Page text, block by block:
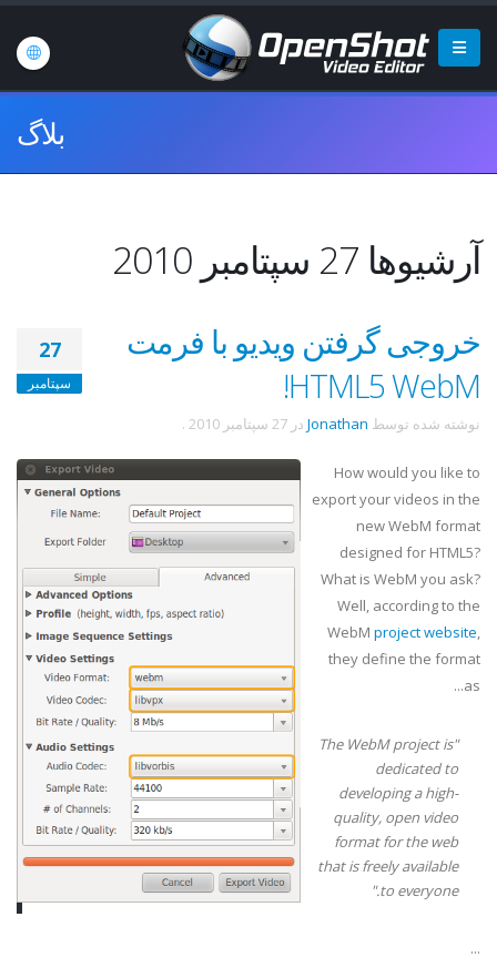
بلاگ
آرشیوها 27 سپتامبر 2010
27
سپتامبر
خروجی گرفتن ویدیو با فرمت
HTML5 WebM!
نوشته شده توسط Jonathan در 27 سپتامبر 2010 .
How would you like to
export your videos in the
new WebM format
designed for HTML5?
What is WebM you ask?
Well, according to the
WebM project website,
they define the format
as...
"The WebM project is
dedicated to
developing a high-
quality, open video
format for the web
that is freely available
to everyone."
...